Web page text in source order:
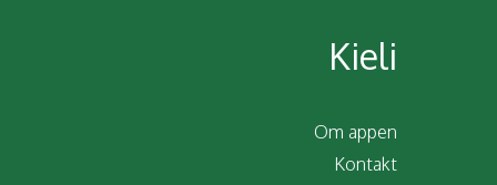
Kieli
Om appen
Kontakt